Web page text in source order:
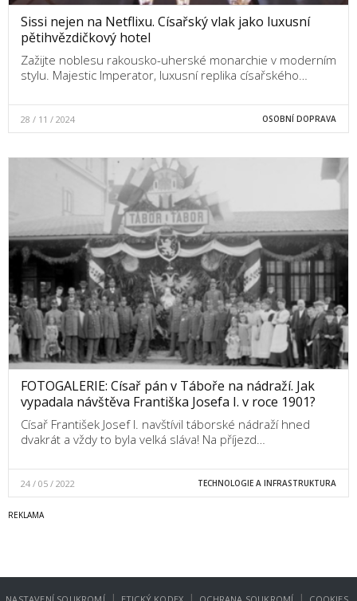
Sissi nejen na Netflixu. Císařský vlak jako luxusní
pětihvězdičkový hotel
Zažijte noblesu rakousko-uherské monarchie v moderním
stylu. Majestic Imperator, luxusní replika císařského…
28 / 11 / 2024 OSOBNÍ DOPRAVA
FOTOGALERIE: Císař pán v Táboře na nádraží. Jak
vypadala návštěva Františka Josefa I. v roce 1901?
Císař František Josef I. navštívil táborské nádraží hned
dvakrát a vždy to byla velká sláva! Na příjezd…
24 / 05 / 2022 TECHNOLOGIE A INFRASTRUKTURA